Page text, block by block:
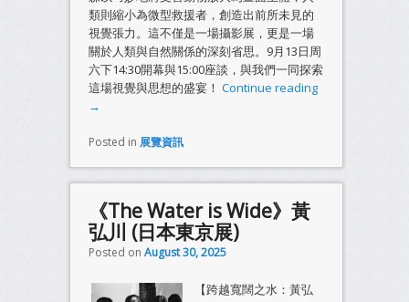
類則縮小為微型救援者，創造出前所未見的
視覺張力。這不僅是一場攝影展，更是一場
關於人類與自然關係的深刻省思。9月13日周
六下14:30開幕與15:00座談，與我們一同探索
這場視覺與思想的盛宴！ Continue reading
→
Posted in 展覽資訊
《The Water is Wide》黃
弘川 (日本東京展)
Posted on August 30, 2025
【跨越寬闊之水：黃弘